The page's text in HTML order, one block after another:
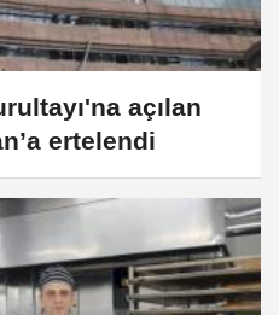
açılan
ertelendi